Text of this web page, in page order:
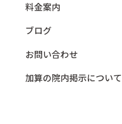
料金案内
ブログ
お問い合わせ
加算の院内掲示について